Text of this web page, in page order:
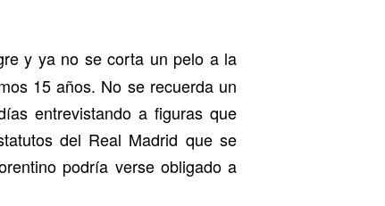
y ya no se corta un pelo a la
15 años. No se recuerda un
entrevistando a figuras que
del Real Madrid que se
podría verse obligado a